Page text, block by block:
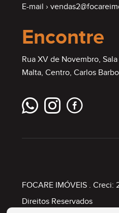
E-mail ›
Encontre
Rua XV de Novembro,
Malta, Centro, Carlos
FOCARE IMÓVEIS. Creci:
Direitos Reservados